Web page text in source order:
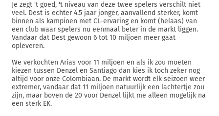
Je zegt 't goed, 't niveau van deze twee spelers verschilt niet
veel. Dest is echter 4.5 jaar jonger, aanvallend sterker, komt
binnen als kampioen met CL-ervaring en komt (helaas) van
een club waar spelers nu eenmaal beter in de markt liggen.
Vandaar dat Dest gewoon 6 tot 10 miljoen meer gaat
opleveren.
We verkochten Arias voor 11 miljoen en als ik zou moeten
kiezen tussen Denzel en Santiago dan kies ik toch zeker nog
altijd voor onze Colombiaan. De markt wordt elk seizoen weer
extremer, vandaar dat 11 miljoen natuurlijk een lachtertje zou
zijn, maar boven de 20 voor Denzel lijkt me alleen mogelijk na
een sterk EK.